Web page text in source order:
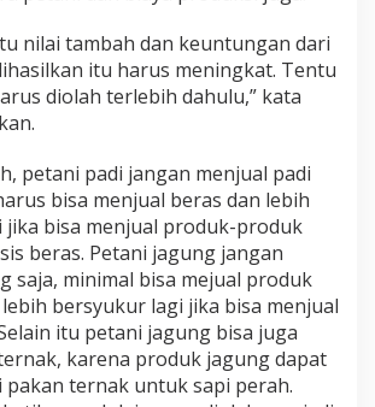
nilai tambah dan keuntungan dari
itu harus meningkat. Tentu
diolah terlebih dahulu,” kata
petani padi jangan menjual padi
bisa menjual beras dan lebih
jika bisa menjual produk-produk
beras. Petani jagung jangan
saja, minimal bisa mejual produk
bersyukur lagi jika bisa menjual
itu petani jagung bisa juga
karena produk jagung dapat
pakan ternak untuk sapi perah.